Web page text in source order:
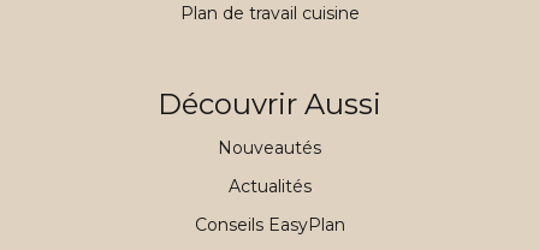
Plan de travail cuisine
Découvrir Aussi
Nouveautés
Actualités
Conseils EasyPlan